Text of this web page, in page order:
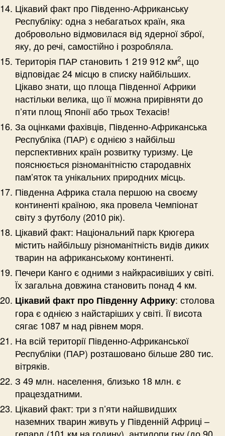
Цікавий факт про Південно-Африканську
Республіку: одна з небагатьох країн, яка
добровольно відмовилася від ядерної зброї,
яку, до речі, самостійно і розробляла.
Територія ПАР становить 1 219 912 км2, що
відповідає 24 місцю в списку найбільших.
Цікаво знати, що площа Південної Африки
настільки велика, що її можна прирівняти до
п’яти площ Японії або трьох Техасів!
За оцінками фахівців, Південно-Африканська
Республіка (ПАР) є однією з найбільш
перспективних країн розвитку туризму. Це
пояснюється різноманітністю стародавніх
пам’яток та унікальних природних місць.
Південна Африка стала першою на своєму
континенті країною, яка провела Чемпіонат
світу з футболу (2010 рік).
Цікавий факт: Національний парк Крюгера
містить найбільшу різноманітність видів диких
тварин на африканському континенті.
Печери Канго є одними з найкрасивіших у світі.
Їх загальна довжина становить понад 4 км.
Цікавий факт про Південну Африку: столова
гора є однією з найстаріших у світі. Її висота
сягає 1087 м над рівнем моря.
На всій території Південно-Африканської
Республіки (ПАР) розташовано більше 280 тис.
вітряків.
З 49 млн. населення, близько 18 млн. є
працездатними.
Цікавий факт: три з п’яти найшвидших
наземних тварин живуть у Південній Африці –